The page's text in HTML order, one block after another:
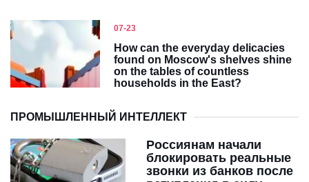
07-23
How can the everyday delicacies
found on Moscow's shelves shine
on the tables of countless
households in the East?
ПРОМЫШЛЕННЫЙ ИНТЕЛЛЕКТ
Россиянам начали
блокировать реальные
звонки из банков после